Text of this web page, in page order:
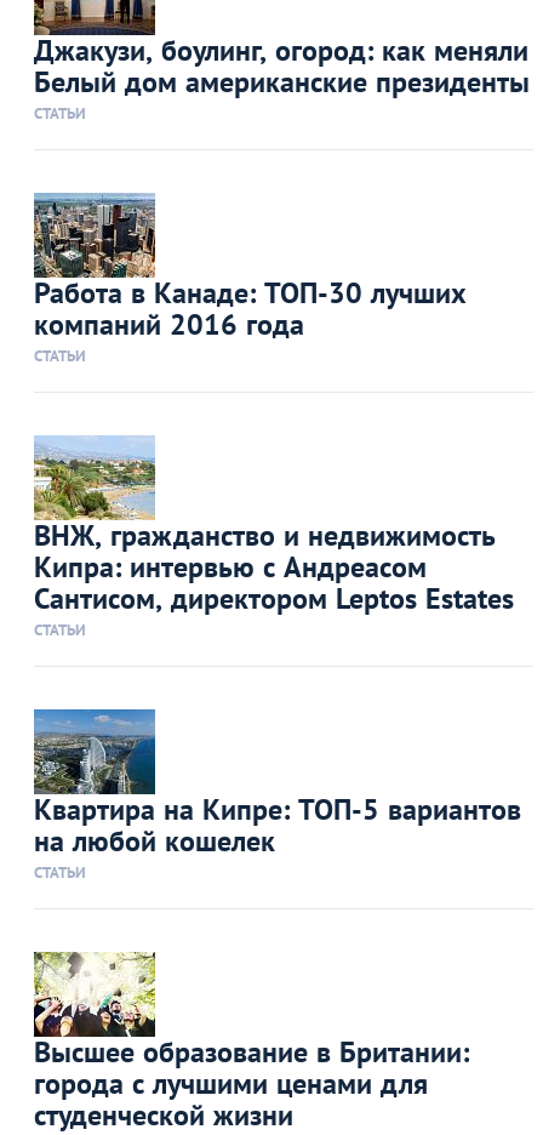
Джакузи, боулинг, огород: как меняли
Белый дом американские президенты
СТАТЬИ
Работа в Канаде: ТОП-30 лучших
компаний 2016 года
СТАТЬИ
ВНЖ, гражданство и недвижимость
Кипра: интервью с Андреасом
Сантисом, директором Leptos Estates
СТАТЬИ
Квартира на Кипре: ТОП-5 вариантов
на любой кошелек
СТАТЬИ
Высшее образование в Британии:
города с лучшими ценами для
студенческой жизни